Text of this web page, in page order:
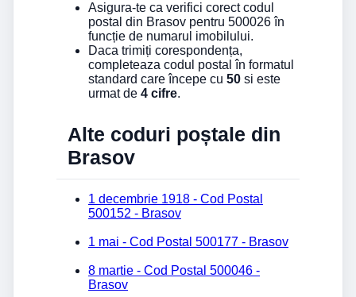
Asigura-te ca verifici corect codul
postal din Brasov pentru 500026 în
funcție de numarul imobilului.
Daca trimiți corespondența,
completeaza codul postal în formatul
standard care începe cu 50 si este
urmat de 4 cifre.
Alte coduri poștale din
Brasov
1 decembrie 1918 - Cod Postal
500152 - Brasov
1 mai - Cod Postal 500177 - Brasov
8 martie - Cod Postal 500046 -
Brasov